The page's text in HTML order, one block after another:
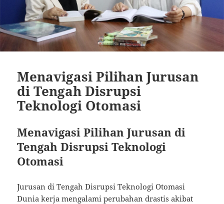
Menavigasi Pilihan Jurusan
di Tengah Disrupsi
Teknologi Otomasi
Menavigasi Pilihan Jurusan di
Tengah Disrupsi Teknologi
Otomasi
Jurusan di Tengah Disrupsi Teknologi Otomasi
Dunia kerja mengalami perubahan drastis akibat